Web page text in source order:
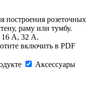
построения розеточных
раму или тумбу.
16 А, 32 А.
включить в PDF
Аксессуары